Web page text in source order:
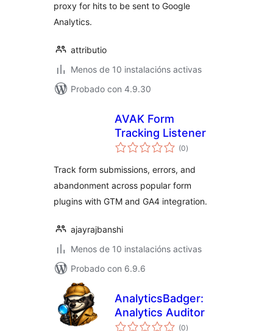
proxy for hits to be sent to Google
Analytics.
attributio
Menos de 10 instalacións activas
Probado con 4.9.30
AVAK Form
Tracking Listener
(0valoracións
totais
)
Track form submissions, errors, and
abandonment across popular form
plugins with GTM and GA4 integration.
ajayrajbanshi
Menos de 10 instalacións activas
Probado con 6.9.6
AnalyticsBadger:
Analytics Auditor
(0valoracións
)